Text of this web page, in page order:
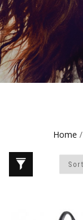
Home